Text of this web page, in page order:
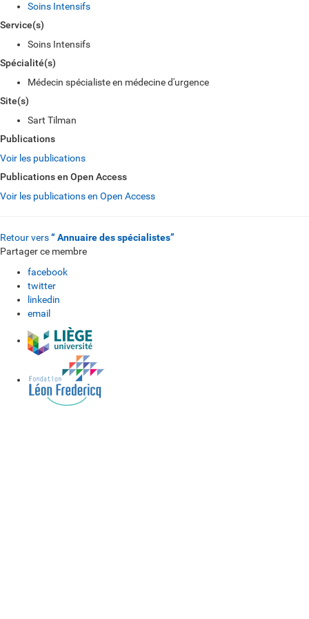
Soins Intensifs
Service(s)
Soins Intensifs
Spécialité(s)
Médecin spécialiste en médecine d'urgence
Site(s)
Sart Tilman
Publications
Voir les publications
Publications en Open Access
Voir les publications en Open Access
Retour vers“ Annuaire des spécialistes”
Partager ce membre
facebook
twitter
linkedin
email